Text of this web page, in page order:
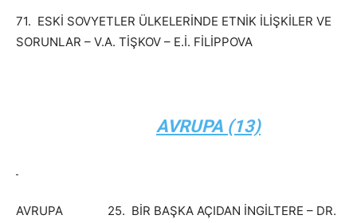
71. ESKİ SOVYETLER ÜLKELERİNDE ETNİK İLİŞKİLER VE
SORUNLAR – V.A. TİŞKOV – E.İ. FİLİPPOVA
AVRUPA (13)
AVRUPA 25. BİR BAŞKA AÇIDAN İNGİLTERE – DR.